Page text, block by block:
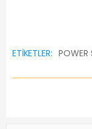
ETIKETLER: